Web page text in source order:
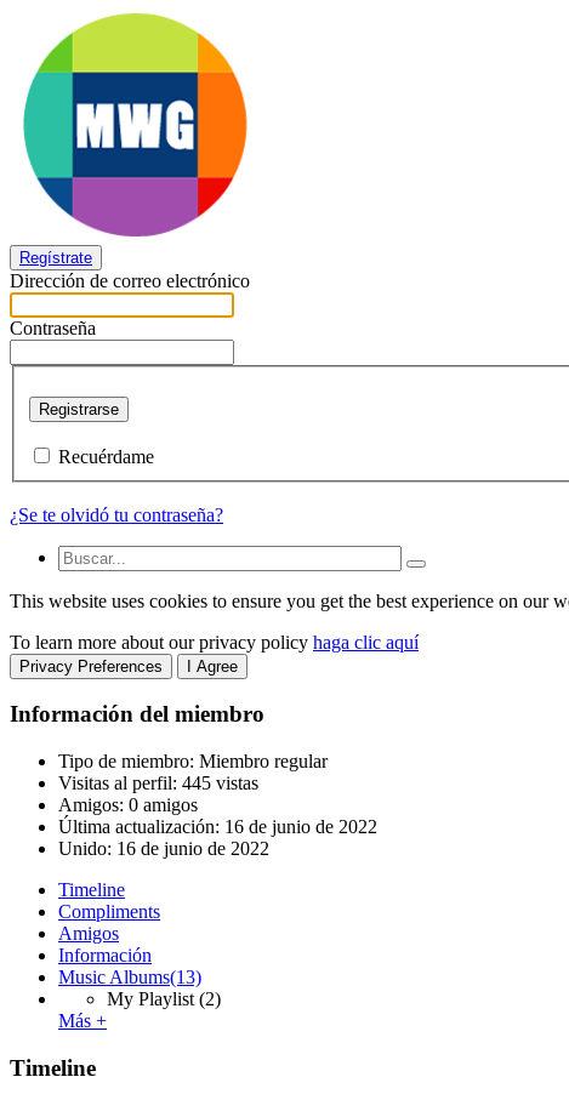
Regístrate
Dirección de correo electrónico
Contraseña
Registrarse
Recuérdame
¿Se te olvidó tu contraseña?
This website uses cookies to ensure you get the best experience on our
To learn more about our privacy policy haga clic aquí
Privacy Preferences I Agree
Información del miembro
Tipo de miembro: Miembro regular
Visitas al perfil: 445 vistas
Amigos: 0 amigos
Última actualización: 16 de junio de 2022
Unido: 16 de junio de 2022
Timeline
Compliments
Amigos
Información
Music Albums(13)
My Playlist (2)
Más +
Timeline